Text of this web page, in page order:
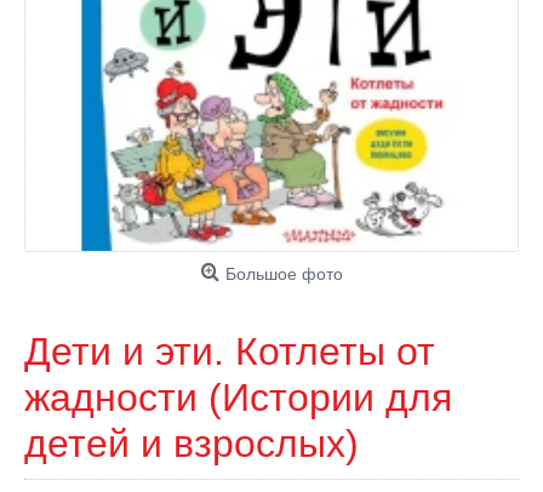
Большое фото
Дети и эти. Котлеты от
жадности (Истории для
детей и взрослых)